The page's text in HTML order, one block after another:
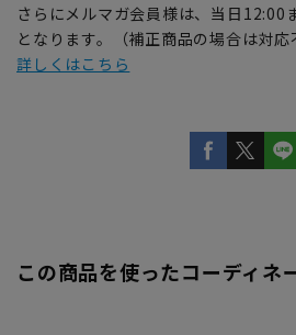
さらにメルマガ会員様は、当日12:00
となります。（補正商品の場合は対応
詳しくはこちら
この商品を使ったコーディネ